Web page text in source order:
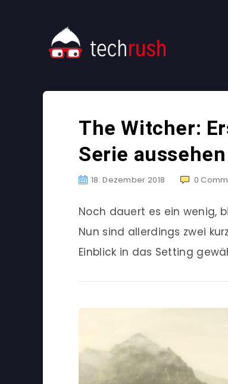
The Witcher:
Serie
18. Dezember 2018 0
Noch dauert es ein wenig,
Nun sind allerdings zwei
Einblick in das Setting